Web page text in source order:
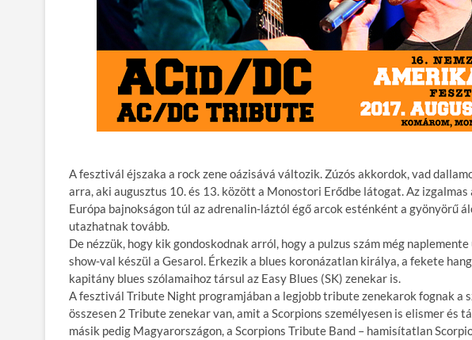
A fesztivál éjszaka a rock zene oázisává változik. Zúzós akkordok, vad
arra, aki augusztus 10. és 13. között a Monostori Erődbe látogat. Az
Európa bajnokságon túl az adrenalin-láztól égő arcok esténként a gyönyörű
utazhatnak tovább.
De nézzük, hogy kik gondoskodnak arról, hogy a pulzus szám még
show-val készül a Gesarol. Érkezik a blues koronázatlan királya, a fekete
kapitány blues szólamaihoz társul az Easy Blues (SK) zenekar is.
A fesztivál Tribute Night programjában a legjobb tribute zenekarok fognak a
összesen 2 Tribute zenekar van, amit a Scorpions személyesen is elismer és
másik pedig Magyarországon, a Scorpions Tribute Band – hamisítatlan